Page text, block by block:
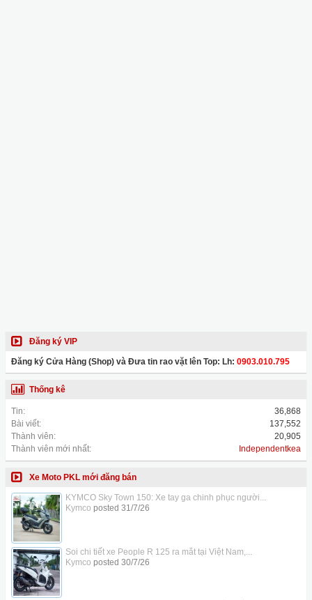
Đăng ký VIP
Đăng ký Cửa Hàng (Shop) và Đưa tin rao vặt lên Top: Lh: 0903.010.795
Thống kê
Tin:
36,868
Bài viết:
137,552
Thành viên:
20,905
Thành viên mới nhất:
Independentkea
Xe Moto PKL mới đăng bán
KYMCO Sky Town 150: Xe tay ga chinh phục người...
Kymco posted 31/7/26
Soi chi tiết xe People R 125 ra mắt tại Việt Nam,...
Kymco posted 30/7/26